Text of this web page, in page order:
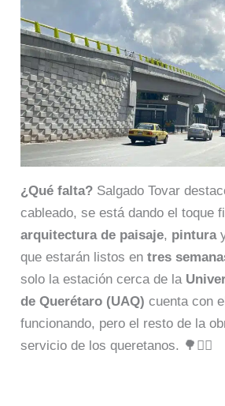
¿Qué falta? Salgado Tovar
cableado, se está dando el toque
arquitectura de paisaje, pintura
que estarán listos entres
solo la estación cerca de la
de Querétaro (UAQ) cuenta con
funcionando, pero el resto de la
servicio de los queretanos. 🌳🚶‍♂️